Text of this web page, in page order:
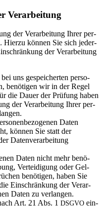
Verarbeitung
der Ver­ar­bei­tung Ihrer per­
Hierzu können Sie sich jeder­
der Ver­ar­bei­tung
uns gespei­cherten per­so­
benö­tigen wir in der Regel
die Dauer der Prü­fung haben
der Ver­ar­bei­tung Ihrer per­
Daten
können Sie statt der
Daten­ver­ar­bei­tung
Daten nicht mehr benö­
Ver­tei­di­gung oder Gel­
benö­tigen, haben Sie
Ein­schrän­kung der Ver­ar­
Daten zu verlangen.
Art. 21 Abs. 1 DSGVO ein­